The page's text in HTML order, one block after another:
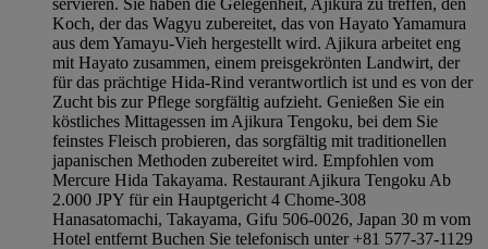
Koch, der das Wagyu zubereitet, das von Hayato Yamamura
aus dem Yamayu-Vieh hergestellt wird. Ajikura arbeitet eng
mit Hayato zusammen, einem preisgekrönten Landwirt, der
für das prächtige Hida-Rind verantwortlich ist und es von der
Zucht bis zur Pflege sorgfältig aufzieht. Genießen Sie ein
köstliches Mittagessen im Ajikura Tengoku, bei dem Sie
feinstes Fleisch probieren, das sorgfältig mit traditionellen
japanischen Methoden zubereitet wird. Empfohlen vom
Mercure Hida Takayama. Restaurant Ajikura Tengoku Ab
2.000 JPY für ein Hauptgericht 4 Chome-308
Hanasatomachi, Takayama, Gifu 506-0026, Japan 30 m vom
Hotel entfernt Buchen Sie telefonisch unter +81 577-37-1129